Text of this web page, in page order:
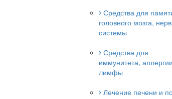
Средства для
головного мозга,
системы
Средства для
иммунитета,
лимфы
Лечение печени и